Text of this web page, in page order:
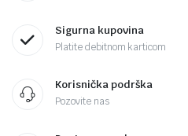
Sigurna kupovina
Platite debitnom karticom
Korisnička podrška
Pozovite nas